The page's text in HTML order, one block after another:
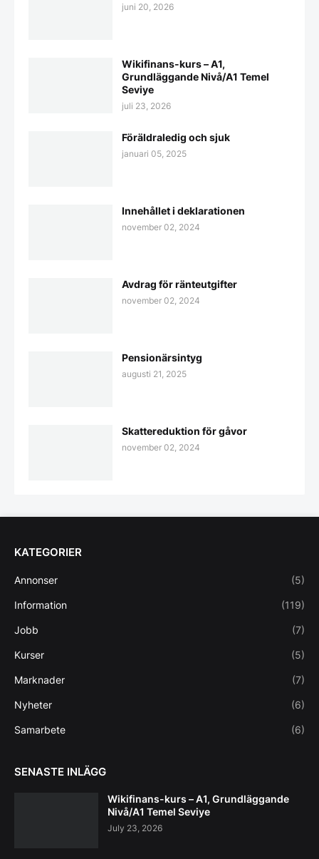
juni 20, 2026
Wikifinans-kurs – A1,
Grundläggande Nivå/A1 Temel
Seviye
juli 23, 2026
Föräldraledig och sjuk
januari 05, 2025
Innehållet i deklarationen
november 02, 2024
Avdrag för ränteutgifter
november 02, 2024
Pensionärsintyg
augusti 21, 2025
Skattereduktion för gåvor
november 02, 2024
KATEGORIER
Annonser (5)
Information (119)
Jobb (7)
Kurser (5)
Marknader (7)
Nyheter (6)
Samarbete (6)
SENASTE INLÄGG
Wikifinans-kurs – A1, Grundläggande
Nivå/A1 Temel Seviye
July 23, 2026